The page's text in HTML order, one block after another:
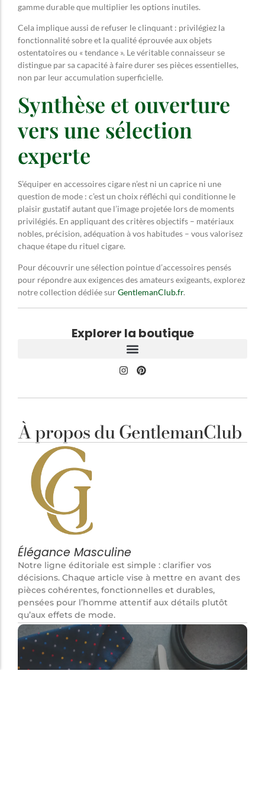
gamme durable que multiplier les options inutiles.
Cela implique aussi de refuser le clinquant : privilégiez la
fonctionnalité sobre et la qualité éprouvée aux objets
ostentatoires ou « tendance ». Le véritable connaisseur se
distingue par sa capacité à faire durer ses pièces essentielles,
non par leur accumulation superficielle.
Synthèse et ouverture
vers une sélection
experte
S’équiper en accessoires cigare n’est ni un caprice ni une
question de mode : c’est un choix réfléchi qui conditionne le
plaisir gustatif autant que l’image projetée lors de moments
privilégiés. En appliquant des critères objectifs – matériaux
nobles, précision, adéquation à vos habitudes – vous valorisez
chaque étape du rituel cigare.
Pour découvrir une sélection pointue d’accessoires pensés
pour répondre aux exigences des amateurs exigeants, explorez
notre collection dédiée surGentlemanClub.fr.
Explorer la boutique
À propos du GentlemanClub
Élégance Masculine
Notre ligne éditoriale est simple : clarifier vos
décisions. Chaque article vise à mettre en avant des
pièces cohérentes, fonctionnelles et durables,
pensées pour l’homme attentif aux détails plutôt
qu’aux effets de mode.